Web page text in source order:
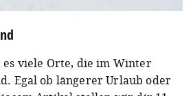
viele Orte, die im Winter
Egal ob längerer Urlaub oder